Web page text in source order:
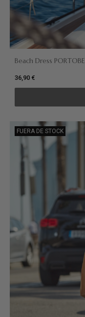
Beach Dress
36,90 €
FUERA DE STOCK